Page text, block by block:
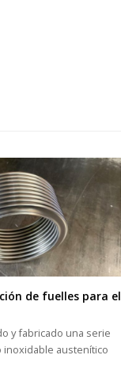
de fuelles para el
y fabricado una serie
austenítico